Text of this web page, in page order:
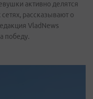
активно делятся
рассказывают о
VladNews
победу.